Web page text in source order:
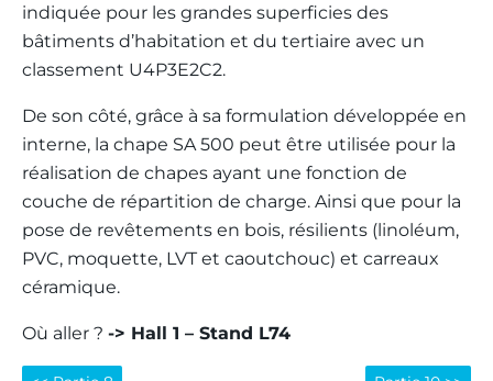
indiquée pour les grandes superficies des
bâtiments d’habitation et du tertiaire avec un
classement U4P3E2C2.
De son côté, grâce à sa formulation développée en
interne, la chape SA 500 peut être utilisée pour la
réalisation de chapes ayant une fonction de
couche de répartition de charge. Ainsi que pour la
pose de revêtements en bois, résilients (linoléum,
PVC, moquette, LVT et caoutchouc) et carreaux
céramique.
Où aller ? -> Hall 1 – Stand L74